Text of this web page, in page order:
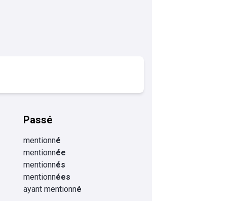
Passé
mentionné
mentionnée
mentionnés
mentionnées
ayant mentionné